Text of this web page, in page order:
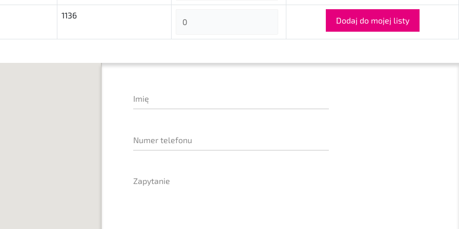
1136
Dodaj do mojej listy
Imię
Numer telefonu
Zapytanie